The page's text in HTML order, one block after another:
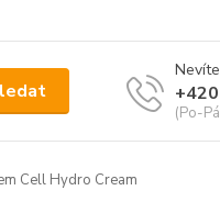
(Po-
Cell Hydro Cream